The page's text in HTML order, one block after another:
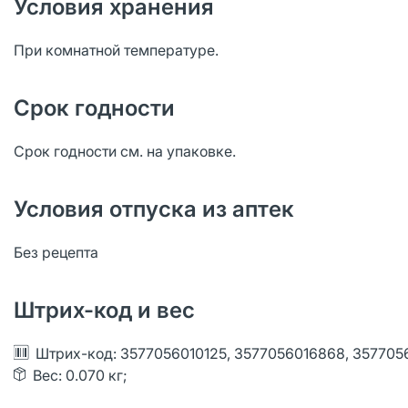
Условия хранения
При комнатной температуре.
Срок годности
Срок годности см. на упаковке.
Условия отпуска из аптек
Без рецепта
Штрих-код и вес
Штрих-код: 3577056010125, 3577056016868,
Вес: 0.070 кг;